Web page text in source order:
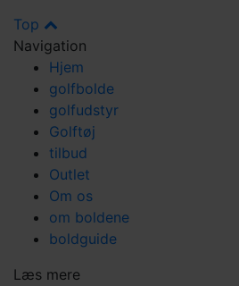
Top
Navigation
Hjem
golfbolde
golfudstyr
Golftøj
tilbud
Outlet
Om os
om boldene
boldguide
Læs mere